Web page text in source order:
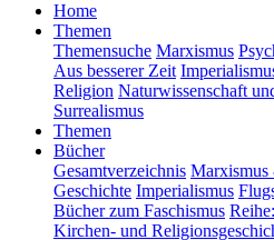
Home
Themen
Themensuche Marxismus
Aus besserer Zeit
Religion Naturwissenschaft
Surrealismus
Themen
Bücher
Gesamtverzeichnis Marxismus
Geschichte Imperialismus
Bücher zum Faschismus
Kirchen- und